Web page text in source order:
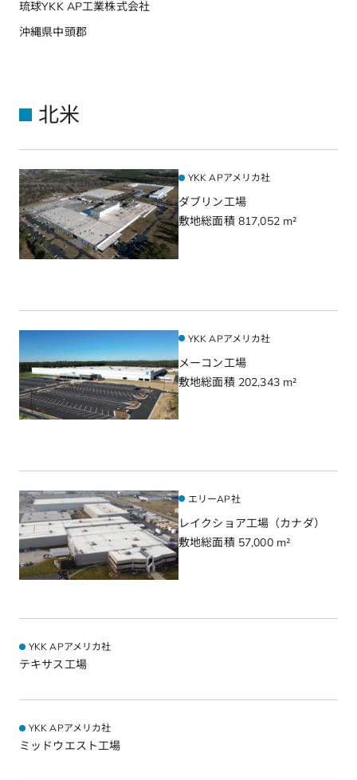
琉球YKK AP工業株式会社
沖縄県中頭郡
北米
YKK APアメリカ社
ダブリン工場
敷地総面積 817,052 m²
YKK APアメリカ社
メーコン工場
敷地総面積 202,343 m²
エリーAP社
レイクショア工場 （カナダ）
敷地総面積 57,000 m²
YKK APアメリカ社
テキサス工場
YKK APアメリカ社
ミッドウエスト工場